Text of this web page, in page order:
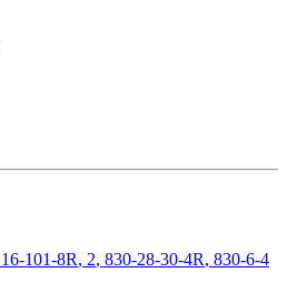
16-101-8R, 2, 830-28-30-4R, 830-6-4